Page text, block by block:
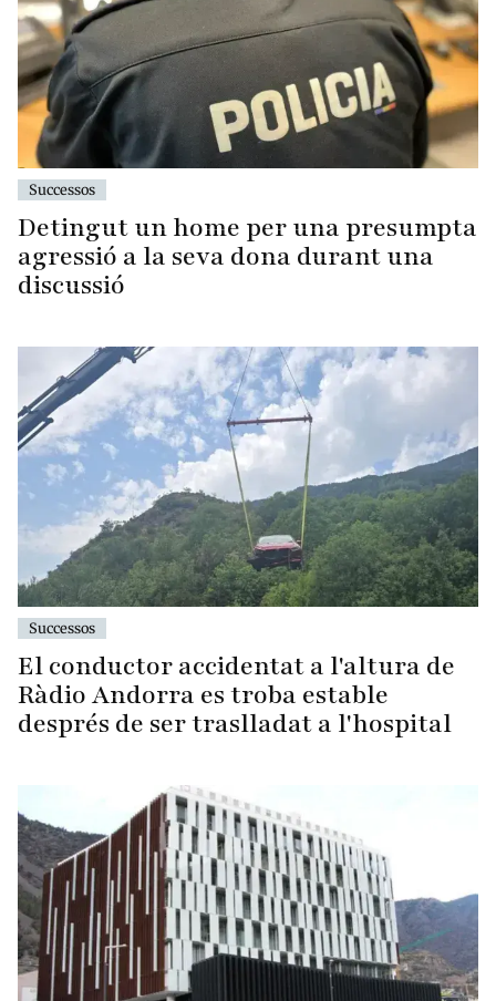
Successos
Detingut un home per una presumpta
agressió a la seva dona durant una
discussió
Successos
El conductor accidentat a l'altura de
Ràdio Andorra es troba estable
després de ser traslladat a l'hospital